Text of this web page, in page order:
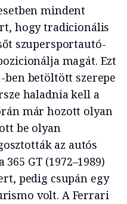
mindent
hogy tradicionális
szupersportautó-
magát. Ezt
ben betöltött szerepe
haladnia kell a
már hozott olyan
be olyan
az autós
GT (1972–1989)
pedig csupán egy
volt. A Ferrari